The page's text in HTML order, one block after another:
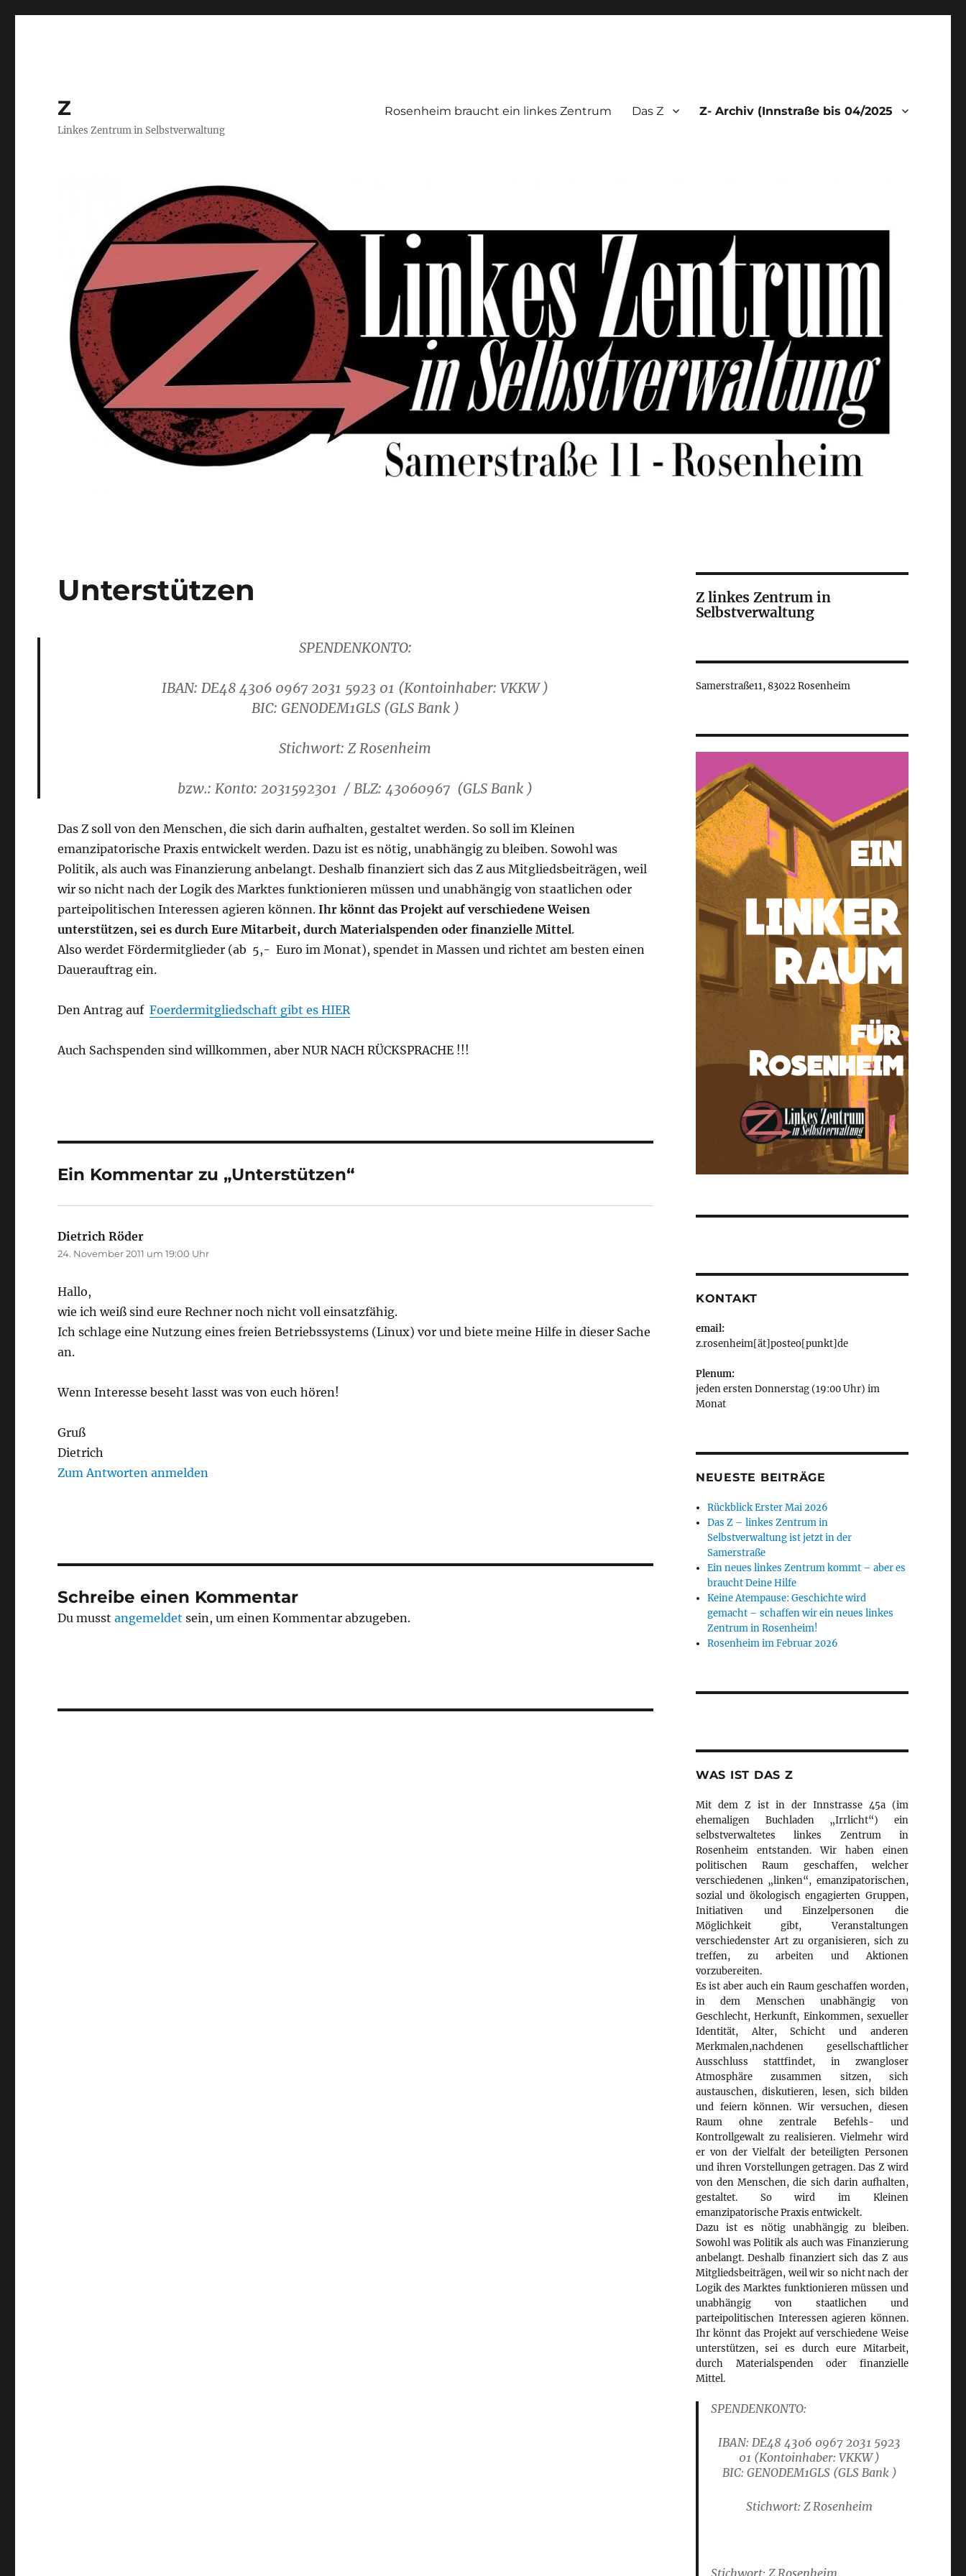
Z
Linkes Zentrum in Selbstverwaltung
Rosenheim braucht ein linkes Zentrum Das Z Z- Archiv (Innstraße bis 04/2025
Unterstützen
SPENDENKONTO:
IBAN:DE48 4306 0967 2031 5923 01 (Kontoinhaber: VKKW )
BIC: GENODEM1GLS(GLS Bank )
Stichwort: Z Rosenheim
bzw.: Konto: 2031592301 /BLZ: 43060967 (GLS Bank )
Das Z soll von den Menschen, die sich darin aufhalten, gestaltet werden. So soll im Kleinen
emanzipatorische Praxis entwickelt werden. Dazu ist es nötig, unabhängig zu bleiben. Sowohl was
Politik, als auch was Finanzierung anbelangt. Deshalb finanziert sich das Z aus Mitgliedsbeiträgen, weil
wir so nicht nach der Logik des Marktes funktionieren müssen und unabhängig von staatlichen oder
parteipolitischen Interessen agieren können.Ihr könnt das Projekt auf verschiedene Weisen
unterstützen, sei es durch Eure Mitarbeit, durch Materialspenden oder finanzielle Mittel.
Also werdet Fördermitglieder (ab 5,- Euro im Monat), spendet in Massen und richtet am besten einen
Dauerauftrag ein.
Den Antrag aufFoerdermitgliedschaft gibt es HIER
Auch Sachspenden sind willkommen, aber NUR NACH RÜCKSPRACHE !!!
Ein Kommentar zu „Unterstützen“
Dietrich Röder
24. November 2011 um 19:00 Uhr
Hallo,
wie ich weiß sind eure Rechner noch nicht voll einsatzfähig.
Ich schlage eine Nutzung eines freien Betriebssystems (Linux) vor und biete meine Hilfe in dieser Sache
an.
Wenn Interesse beseht lasst was von euch hören!
Gruß
Dietrich
Zum Antworten anmelden
Schreibe einen Kommentar
Du musstangemeldet sein, um einen Kommentar abzugeben.
Z linkes Zentrum in
Selbstverwaltung
Samerstraße11, 83022 Rosenheim
KONTAKT
email:
z.rosenheim[ät]posteo[punkt]de
Plenum:
jeden ersten Donnerstag (19:00 Uhr) im
Monat
NEUESTE BEITRÄGE
Rückblick Erster Mai 2026
Das Z – linkes Zentrum in
Selbstverwaltung ist jetzt in der
Samerstraße
Ein neues linkes Zentrum kommt – aber es
braucht Deine Hilfe
Keine Atempause: Geschichte wird
gemacht – schaffen wir ein neues linkes
Zentrum in Rosenheim!
Rosenheim im Februar 2026
WAS IST DAS Z
Mit dem Z ist in der Innstrasse 45a (im
ehemaligen Buchladen „Irrlicht“) ein
selbstverwaltetes linkes Zentrum in
Rosenheim entstanden. Wir haben einen
politischen Raum geschaffen, welcher
verschiedenen „linken“, emanzipatorischen,
sozial und ökologisch engagierten Gruppen,
Initiativen und Einzelpersonen die
Möglichkeit gibt, Veranstaltungen
verschiedenster Art zu organisieren, sich zu
treffen, zu arbeiten und Aktionen
vorzubereiten.
Es ist aber auch ein Raum geschaffen worden,
in dem Menschen unabhängig von
Geschlecht, Herkunft, Einkommen, sexueller
Identität, Alter, Schicht und anderen
Merkmalen,nachdenen gesellschaftlicher
Ausschluss stattfindet, in zwangloser
Atmosphäre zusammen sitzen, sich
austauschen, diskutieren, lesen, sich bilden
und feiern können. Wir versuchen, diesen
Raum ohne zentrale Befehls- und
Kontrollgewalt zu realisieren. Vielmehr wird
er von der Vielfalt der beteiligten Personen
und ihren Vorstellungen getragen. Das Z wird
von den Menschen, die sich darin aufhalten,
gestaltet. So wird im Kleinen
emanzipatorische Praxis entwickelt.
Dazu ist es nötig unabhängig zu bleiben.
Sowohl was Politik als auch was Finanzierung
anbelangt. Deshalb finanziert sich das Z aus
Mitgliedsbeiträgen, weil wir so nicht nach der
Logik des Marktes funktionieren müssen und
unabhängig von staatlichen und
parteipolitischen Interessen agieren können.
Ihr könnt das Projekt auf verschiedene Weise
unterstützen, sei es durch eure Mitarbeit,
durch Materialspenden oder finanzielle
Mittel.
SPENDENKONTO:
IBAN: DE48 4306 0967 2031 5923
01 (Kontoinhaber: VKKW )
BIC: GENODEM1GLS(GLS Bank )
Stichwort: Z Rosenheim